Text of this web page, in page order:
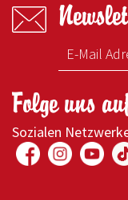
Folge uns
Sozialen